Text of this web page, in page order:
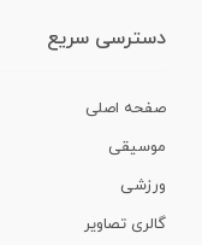
دسترسی سریع
صفحه اصلی
موسیقی
ورزشی
گالری تصاویر